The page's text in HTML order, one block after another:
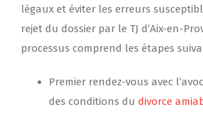
légaux et éviter les erreurs
rejet du dossier par le TJ d’Aix-en-
processus comprend les étapes
Premier rendez-vous avec
des conditions du divorce